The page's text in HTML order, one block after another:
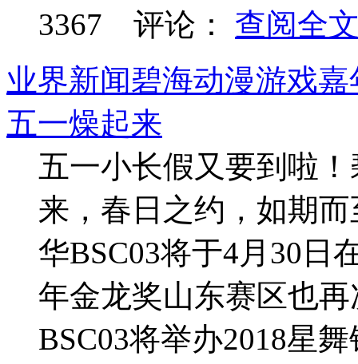
3367 评论：
查阅全
业界新闻碧海动漫游戏
五一燥起来
五一小长假又要到啦
来，春日之约，如期
华BSC03将于4月30日
年金龙奖山东赛区也
BSC03将举办2018星